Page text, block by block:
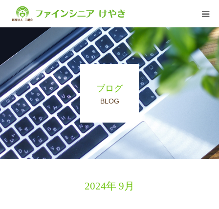
ブログ
BLOG
2024年 9月
ファインシニアについて
ブログ
サービス
入居について
求人情報